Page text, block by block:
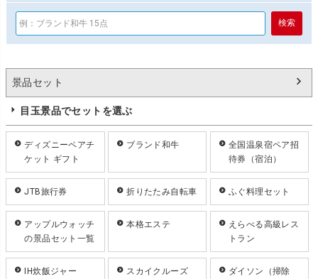
景品セット
目玉景品でセットを選ぶ
ディズニーペアチ
ケット ギフト
ブランド和牛
全国温泉宿ペア招
待券（宿泊）
JTB旅行券 折りたたみ自転車 ふぐ料理セット
アップルウォッチ
の景品セット一覧
本格エステ
えらべる高級レス
トラン
IH炊飯ジャー スカイクルーズ
ダイソン（掃除